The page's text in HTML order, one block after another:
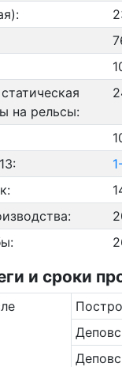
на рельсы:
и сроки